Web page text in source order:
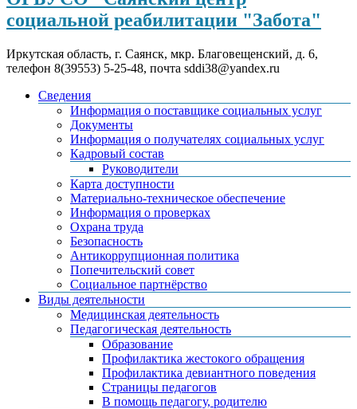
социальной реабилитации "Забота"
Иркутская область, г. Саянск, мкр. Благовещенский, д. 6,
телефон 8(39553) 5-25-48, почта sddi38@yandex.ru
Сведения
Информация о поставщике социальных услуг
Документы
Информация о получателях социальных услуг
Кадровый состав
Руководители
Карта доступности
Материально-техническое обеспечение
Информация о проверках
Охрана труда
Безопасность
Антикоррупционная политика
Попечительский совет
Социальное партнёрство
Виды деятельности
Медицинская деятельность
Педагогическая деятельность
Образование
Профилактика жестокого обращения
Профилактика девиантного поведения
Страницы педагогов
В помощь педагогу, родителю